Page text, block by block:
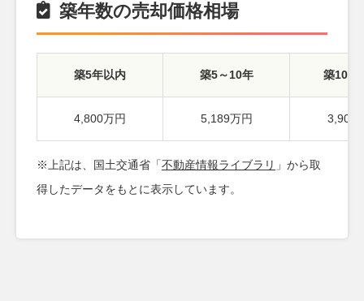
築年数の売却価格相場
築5年以内 築5～10年 築10～
4,800万円 5,189万円 3,902
※上記は、国土交通省「不動産情報ライブラリ 」から取
得したデータをもとに表示しています。